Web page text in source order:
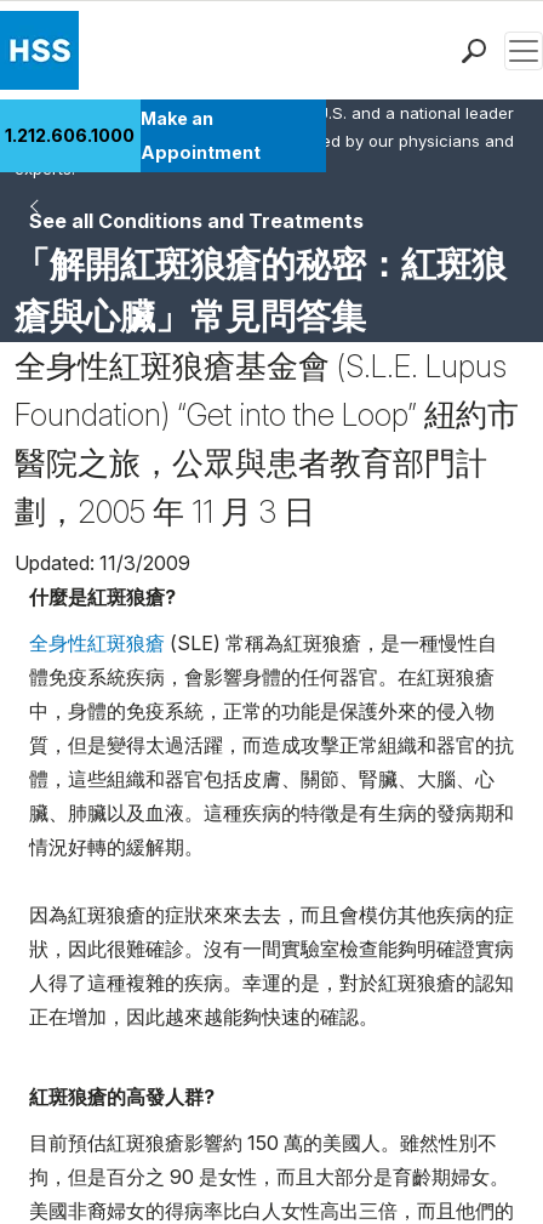
Health Library
Research & Education
Giving
Careers
Why Choose HSS
MyHSS Sign In
1.212.606.1000
Make an
Appointment
See all Conditions and Treatments
「解開紅斑狼瘡的秘密：紅斑狼
瘡與心臟」常見問答集
HSS is the #1 orthopedic hospital in the U.S. and a national leader
in rheumatology. This content was created by our physicians and
experts.
全身性紅斑狼瘡基金會 (S.L.E. Lupus
Foundation) “Get into the Loop” 紐約市
醫院之旅，公眾與患者教育部門計
劃，2005 年 11 月 3 日
Updated: 11/3/2009
什麼是紅斑狼瘡?
全身性紅斑狼瘡 (SLE) 常稱為紅斑狼瘡，是一種慢性自
體免疫系統疾病，會影響身體的任何器官。在紅斑狼瘡
中，身體的免疫系統，正常的功能是保護外來的侵入物
質，但是變得太過活躍，而造成攻擊正常組織和器官的抗
體，這些組織和器官包括皮膚、關節、腎臟、大腦、心
臟、肺臟以及血液。這種疾病的特徵是有生病的發病期和
情況好轉的緩解期。
因為紅斑狼瘡的症狀來來去去，而且會模仿其他疾病的症
狀，因此很難確診。沒有一間實驗室檢查能夠明確證實病
人得了這種複雜的疾病。幸運的是，對於紅斑狼瘡的認知
正在增加，因此越來越能夠快速的確認。
紅斑狼瘡的高發人群?
目前預估紅斑狼瘡影響約 150 萬的美國人。雖然性別不
拘，但是百分之 90 是女性，而且大部分是育齡期婦女。
美國非裔婦女的得病率比白人女性高出三倍，而且他們的